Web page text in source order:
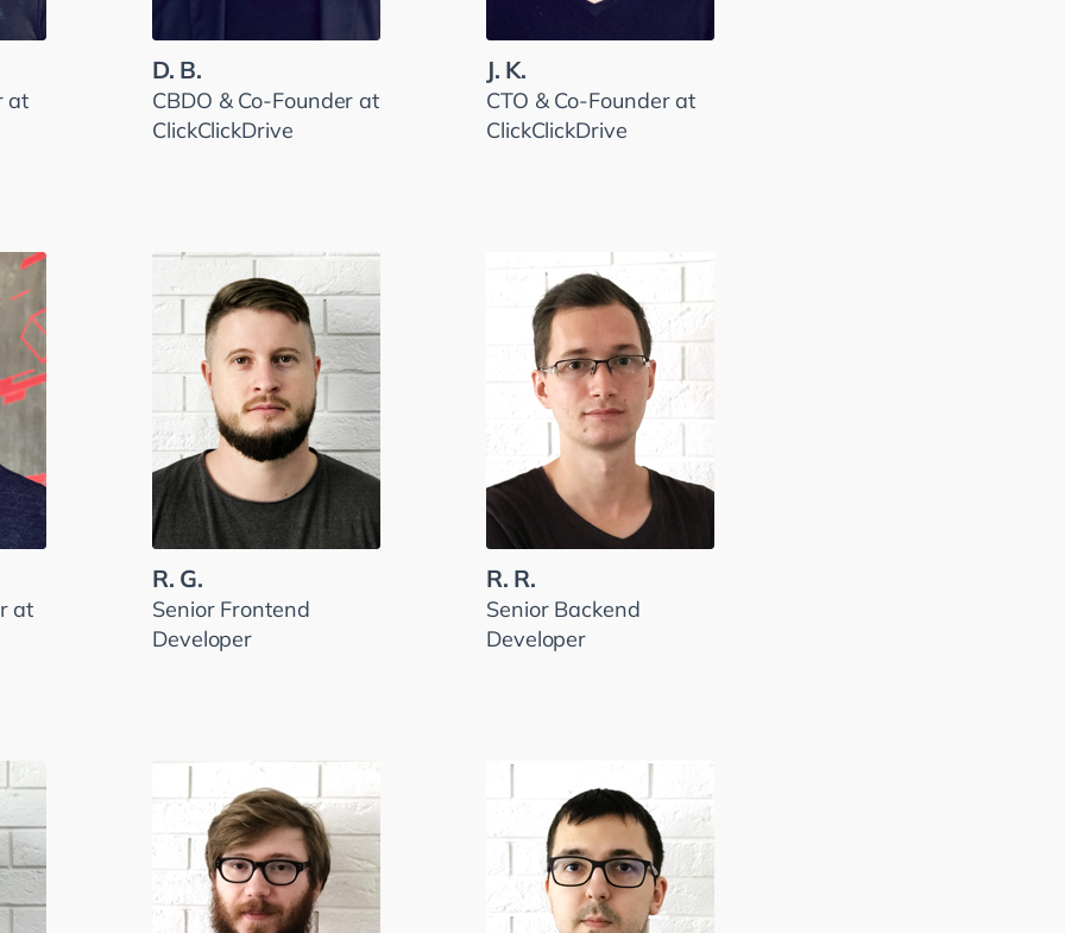
at
D. B.
CBDO & Co-Founder at
ClickClickDrive
J. K.
CTO & Co-Founder at
ClickClickDrive
at
R. G.
Senior Frontend
Developer
R. R.
Senior Backend
Developer